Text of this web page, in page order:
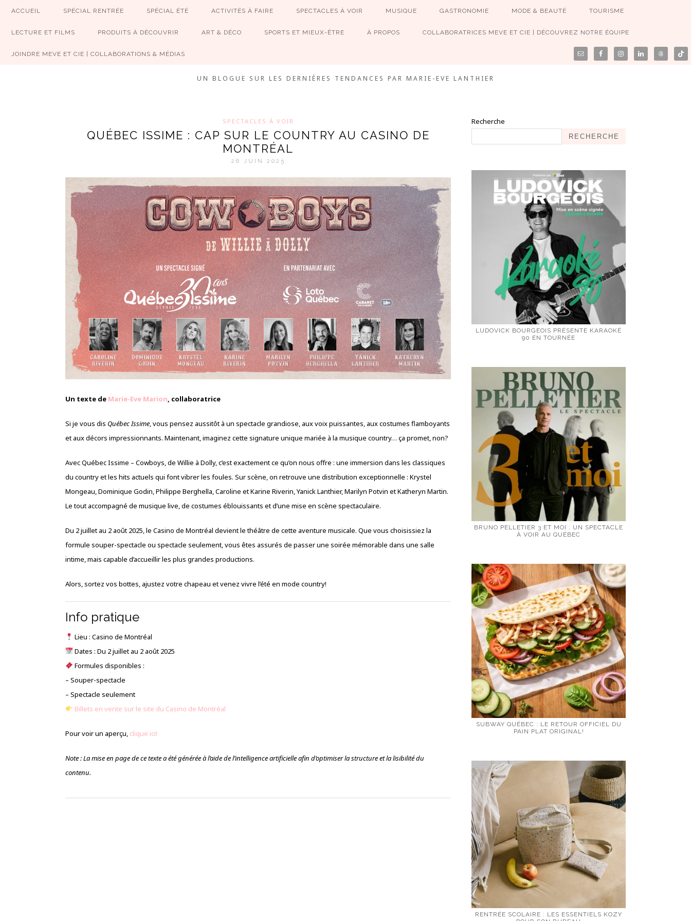
ACCUEIL SPÉCIAL RENTRÉE SPÉCIAL ÉTÉ ACTIVITÉS À FAIRE SPECTACLES À VOIR MUSIQUE GASTRONOMIE MODE & BEAUTÉ TOURISME
LECTURE ET FILMS PRODUITS À DÉCOUVRIR ART & DÉCO SPORTS ET MIEUX-ÊTRE À PROPOS COLLABORATRICES MEVE ET CIE | DÉCOUVREZ NOTRE ÉQUIPE
JOINDRE MEVE ET CIE | COLLABORATIONS & MÉDIAS
UN BLOGUE SUR LES DERNIÈRES TENDANCES PAR MARIE-EVE LANTHIER
SPECTACLES À VOIR
QUÉBEC ISSIME : CAP SUR LE COUNTRY AU CASINO DE
MONTRÉAL
26 JUIN 2025
Un texte de Marie-Eve Marion , collaboratrice
Si je vous dis Québec Issime , vous pensez aussitôt à un spectacle grandiose, aux voix puissantes, aux costumes flamboyants
et aux décors impressionnants. Maintenant, imaginez cette signature unique mariée à la musique country… ça promet, non?
Avec Québec Issime – Cowboys, de Willie à Dolly, c’est exactement ce qu’on nous offre : une immersion dans les classiques
du country et les hits actuels qui font vibrer les foules. Sur scène, on retrouve une distribution exceptionnelle : Krystel
Mongeau, Dominique Godin, Philippe Berghella, Caroline et Karine Riverin, Yanick Lanthier, Marilyn Potvin et Katheryn Martin.
Le tout accompagné de musique live, de costumes éblouissants et d’une mise en scène spectaculaire.
Du 2 juillet au 2 août 2025, le Casino de Montréal devient le théâtre de cette aventure musicale. Que vous choisissiez la
formule souper-spectacle ou spectacle seulement, vous êtes assurés de passer une soirée mémorable dans une salle
intime, mais capable d’accueillir les plus grandes productions.
Alors, sortez vos bottes, ajustez votre chapeau et venez vivre l’été en mode country!
Info pratique
Lieu : Casino de Montréal
Dates : Du 2 juillet au 2 août 2025
Formules disponibles :
– Souper-spectacle
– Spectacle seulement
Billets en vente sur le site du Casino de Montréal
Pour voir un aperçu, clique ici!
Note : La mise en page de ce texte a été générée à l’aide de l’intelligence artificielle afin d’optimiser la structure et la lisibilité du
contenu.
Recherche
RECHERCHE
LUDOVICK BOURGEOIS PRÉSENTE KARAOKÉ
90 EN TOURNÉE
BRUNO PELLETIER 3 ET MOI : UN SPECTACLE
À VOIR AU QUÉBEC
SUBWAY QUÉBEC : LE RETOUR OFFICIEL DU
PAIN PLAT ORIGINAL!
RENTRÉE SCOLAIRE : LES ESSENTIELS KOZY